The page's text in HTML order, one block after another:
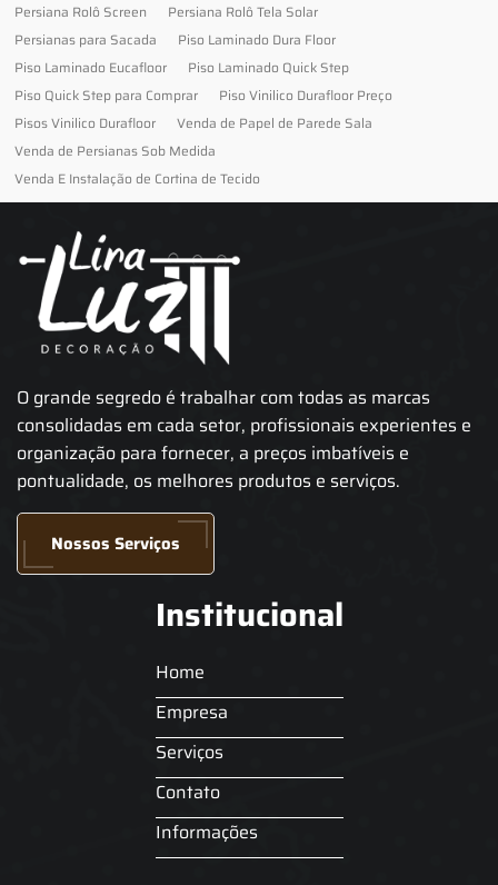
Persiana Rolô Screen
Persiana Rolô Tela Solar
Persianas para Sacada
Piso Laminado Dura Floor
Piso Laminado Eucafloor
Piso Laminado Quick Step
Piso Quick Step para Comprar
Piso Vinilico Durafloor Preço
Pisos Vinilico Durafloor
Venda de Papel de Parede Sala
Venda de Persianas Sob Medida
Venda E Instalação de Cortina de Tecido
O grande segredo é trabalhar com todas as marcas
consolidadas em cada setor, profissionais experientes e
organização para fornecer, a preços imbatíveis e
pontualidade, os melhores produtos e serviços.
Nossos Serviços
Institucional
Home
Empresa
Serviços
Contato
Informações